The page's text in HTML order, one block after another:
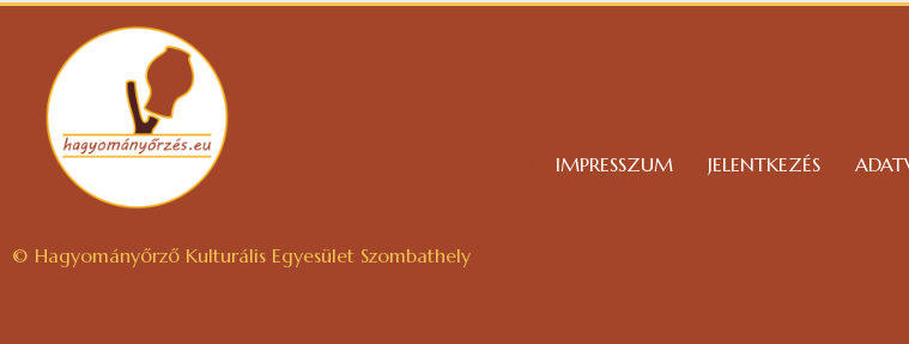
IMPRESSZUM JELENTKEZÉS
© Hagyományőrző Kulturális Egyesület Szombathely